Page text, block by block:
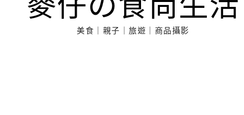
美食｜親子｜旅遊｜商品攝影